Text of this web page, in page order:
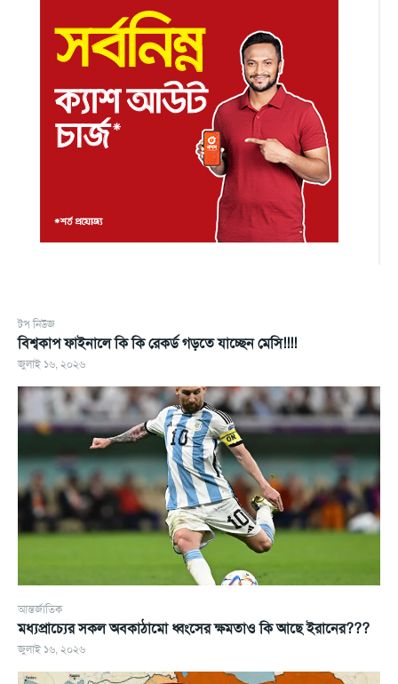
টপ নিউজ
বিশ্বকাপ ফাইনালে কি কি রেকর্ড গড়তে যাচ্ছেন মেসি!!!!
জুলাই ১৬, ২০২৬
আন্তর্জাতিক
মধ্যপ্রাচ্যের সকল অবকাঠামো ধ্বংসের ক্ষমতাও কি আছে ইরানের???
জুলাই ১৬, ২০২৬